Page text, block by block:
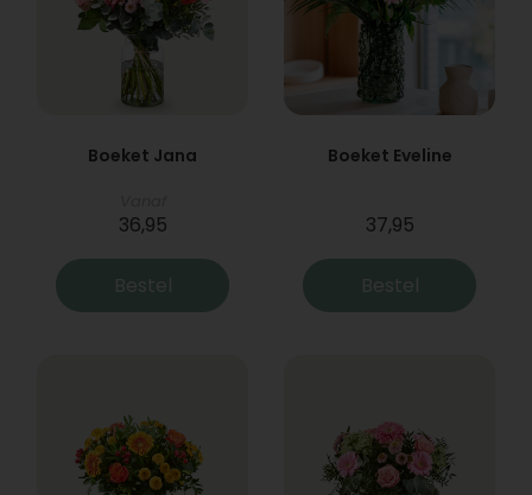
Boeket Jana
36,95
Bestel
Boeket Eveline
37,95
Bestel